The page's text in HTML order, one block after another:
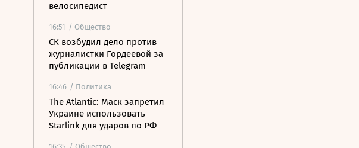
велосипедист
16:51 / Общество
СК возбудил дело против
журналистки Гордеевой за
публикации в Telegram
16:46 / Политика
The Atlantic: Маск запретил
Украине использовать
Starlink для ударов по РФ